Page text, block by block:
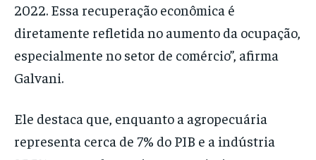
2022. Essa recuperação econômica é
diretamente refletida no aumento da ocupação,
especialmente no setor de comércio”, afirma
Galvani.
Ele destaca que, enquanto a agropecuária
representa cerca de 7% do PIB e a indústria